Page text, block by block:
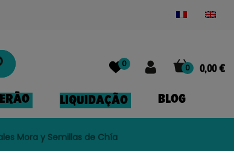
0 0,00 €
0
LIQUIDAÇÃO BLOG
Mora y Semillas de Chía